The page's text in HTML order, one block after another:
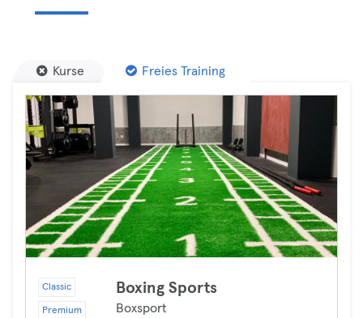
Kurse Freies Training
Classic
Premium
Boxing Sports
Boxsport